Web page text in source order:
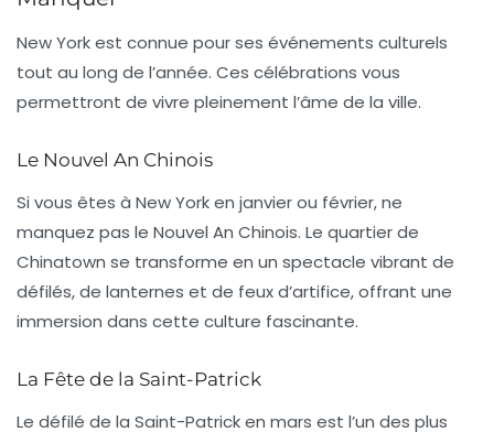
New York est connue pour ses événements culturels
tout au long de l’année. Ces célébrations vous
permettront de vivre pleinement l’âme de la ville.
Le Nouvel An Chinois
Si vous êtes à New York en janvier ou février, ne
manquez pas le Nouvel An Chinois. Le quartier de
Chinatown se transforme en un spectacle vibrant de
défilés, de lanternes et de feux d’artifice, offrant une
immersion dans cette culture fascinante.
La Fête de la Saint-Patrick
Le défilé de la Saint-Patricken mars est l’un des plus